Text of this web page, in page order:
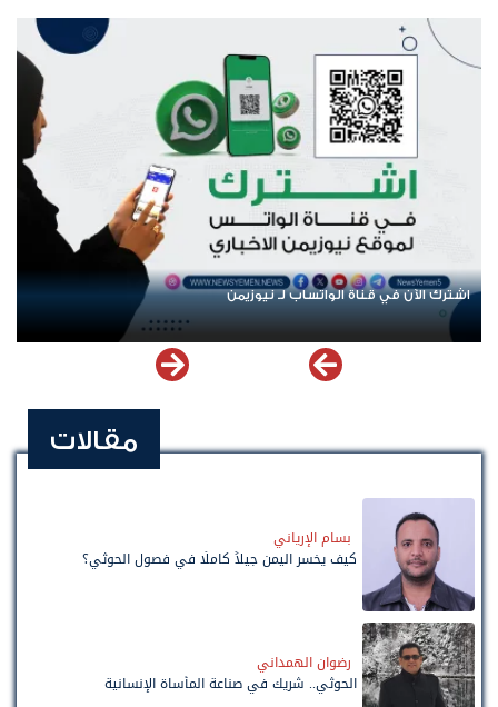
اشترك الآن في قناة الواتساب لـ نيوزيمن
مقالات
بسام الإرياني
كيف يخسر اليمن جيلاً كاملًا في فصول الحوثي؟
رضوان الهمداني
الحوثي.. شريك في صناعة المأساة الإنسانية